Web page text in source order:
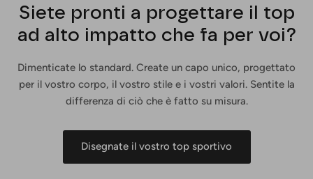
Siete pronti a progettare il top
ad alto impatto che fa per voi?
Dimenticate lo standard. Create un capo unico, progettato
per il vostro corpo, il vostro stile e i vostri valori. Sentite la
differenza di ciò che è fatto su misura.
Disegnate il vostro top sportivo